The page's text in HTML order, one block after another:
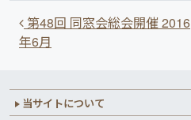
投稿ナビゲーション
第48回 同窓会総会開催 2016
年6月
当サイトについて